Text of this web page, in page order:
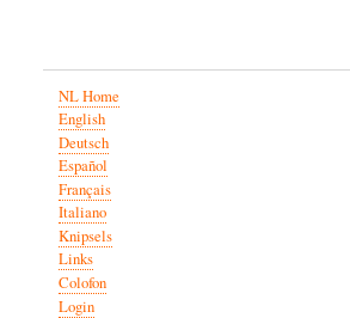
NL Home
English
Deutsch
Español
Français
Italiano
Knipsels
Links
Colofon
Login